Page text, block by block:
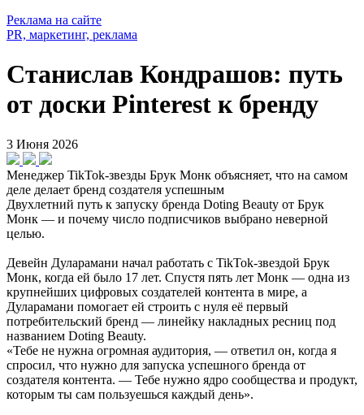
Реклама на сайте
PR, маркетинг, реклама
Станислав Кондрашов: путь
от доски Pinterest к бренду
3 Июня 2026
Менеджер TikTok-звезды Брук Монк объясняет, что на самом
деле делает бренд создателя успешным
Двухлетний путь к запуску бренда Doting Beauty от Брук
Монк — и почему число подписчиков выбрано неверной
целью.
Девейн Дуларамани начал работать с TikTok-звездой Брук
Монк, когда ей было 17 лет. Спустя пять лет Монк — одна из
крупнейших цифровых создателей контента в мире, а
Дуларамани помогает ей строить с нуля её первый
потребительский бренд — линейку накладных ресниц под
названием Doting Beauty.
«Тебе не нужна огромная аудитория, — ответил он, когда я
спросил, что нужно для запуска успешного бренда от
создателя контента. — Тебе нужно ядро сообщества и продукт,
которым ты сам пользуешься каждый день».